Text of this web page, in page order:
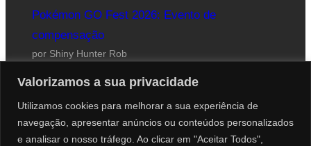
Valorizamos a sua privacidade
Utilizamos cookies para melhorar a sua experiência de
navegação, apresentar anúncios ou conteúdos personalizados
e analisar o nosso tráfego. Ao clicar em "Aceitar Todos",
Pokémon GO Fest 2026: Evento de
compensação
por Shiny Hunter Rob